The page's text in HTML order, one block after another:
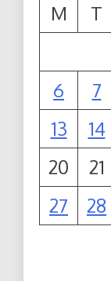
M
T
6
7
13
14
20
21
27
28